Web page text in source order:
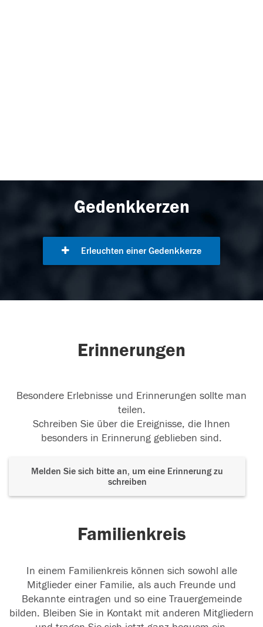
Gedenkkerzen
Erleuchten einer Gedenkkerze
Erinnerungen
Besondere Erlebnisse und Erinnerungen sollte man
teilen.
Schreiben Sie über die Ereignisse, die Ihnen
besonders in Erinnerung geblieben sind.
Melden Sie sich bitte an, um eine Erinnerung zu
schreiben
Familienkreis
In einem Familienkreis können sich sowohl alle
Mitglieder einer Familie, als auch Freunde und
Bekannte eintragen und so eine Trauergemeinde
bilden. Bleiben Sie in Kontakt mit anderen Mitgliedern